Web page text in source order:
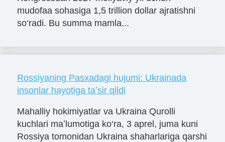
mudofaa sohasiga 1,5 trillion dollar ajratishni
so‘radi. Bu summa mamla...
Rossiyaning Pasxadagi hujumi: Ukrainada
insonlar hayotiga taʼsir qildi
Mahalliy hokimiyatlar va Ukraina Qurolli
kuchlari maʼlumotiga ko‘ra, 3 aprel, juma kuni
Rossiya tomonidan Ukraina shaharlariga qarshi